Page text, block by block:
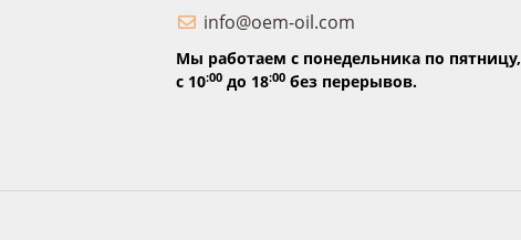
info@oem-oil.com
Мы работаем с понедельника по пятницу,
с 10:00до 18:00без перерывов.